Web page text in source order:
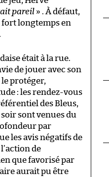
pareil » . À défaut,
longtemps en
était à la rue.
de jouer avec son
protéger,
: les rendez-vous
des Bleus,
sont venues du
par
les avis négatifs de
de
que favorisé par
aurait pu être